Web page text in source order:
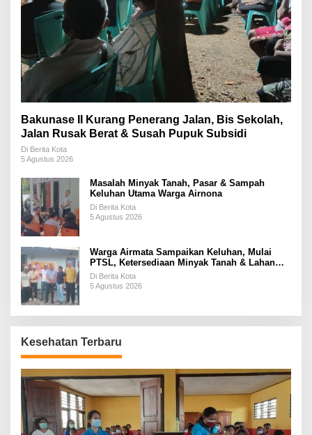
Bakunase II Kurang Penerang Jalan, Bis Sekolah,
Jalan Rusak Berat & Susah Pupuk Subsidi
Di Berita Kota
5 Agustus 2026
Masalah Minyak Tanah, Pasar & Sampah
Keluhan Utama Warga Airnona
Di Berita Kota
5 Agustus 2026
Warga Airmata Sampaikan Keluhan, Mulai
PTSL, Ketersediaan Minyak Tanah & Lahan
Pemakaman
Di Berita Kota
5 Agustus 2026
Kesehatan Terbaru